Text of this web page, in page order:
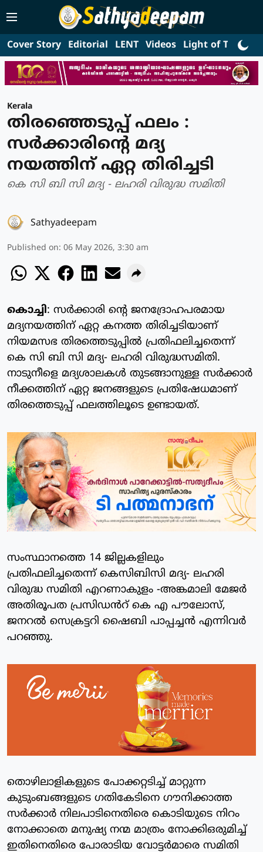
Cover Story Editorial LENT Videos Light of Truth
Kerala
തിരഞ്ഞെടുപ്പ് ഫലം :
സർക്കാരിൻ്റെ മദ്യ
നയത്തിന് ഏറ്റ തിരിച്ചടി
കെ സി ബി സി മദ്യ - ലഹരി വിരുദ്ധ സമിതി
Sathyadeepam
Published on: 06 May 2026, 3:30 am
കൊച്ചി: സർക്കാരി ൻ്റെ ജനദ്രോഹപരമായ
മദ്യനയത്തിന് ഏറ്റ കനത്ത തിരിച്ചടിയാണ്
നിയമസഭ തിരത്തെടുപ്പിൽ പ്രതിഫലിച്ചതെന്ന്
കെ സി ബി സി മദ്യ- ലഹരി വിരുദ്ധസമിതി.
നാടുനീളെ മദ്യശാലകൾ തുടങ്ങാനുള്ള സർക്കാർ
നീക്കത്തിന് ഏറ്റ ജനങ്ങളുടെ പ്രതിഷേധമാണ്
തിരത്തെടുപ്പ് ഫലത്തിലൂടെ ഉണ്ടായത്.
സംസ്ഥാനത്തെ 14 ജില്ലകളിലും
പ്രതിഫലിച്ചതെന്ന് കെസിബിസി മദ്യ- ലഹരി
വിരുദ്ധ സമിതി എറണാകുളം -അങ്കമാലി മേജർ
അതിരൂപത പ്രസിഡൻറ് കെ എ പൗലോസ്,
ജനറൽ സെക്രട്ടറി ഷൈബി പാപ്പച്ചൻ എന്നിവർ
പറഞ്ഞു.
തൊഴിലാളികളുടെ പോക്കറ്റടിച്ച് മാറ്റുന്ന
കുടുംബങ്ങളുടെ ഗതികേടിനെ ഗൗനിക്കാത്ത
സർക്കാർ നിലപാടിനെതിരെ കൊടിയുടെ നിറം
നോക്കാതെ മനുഷ്യ നന്മ മാത്രം നോക്കിഒരുമിച്ച്
ഇതിനെതിരെ പോരാടിയ വോട്ടർമാരെ സമിതി